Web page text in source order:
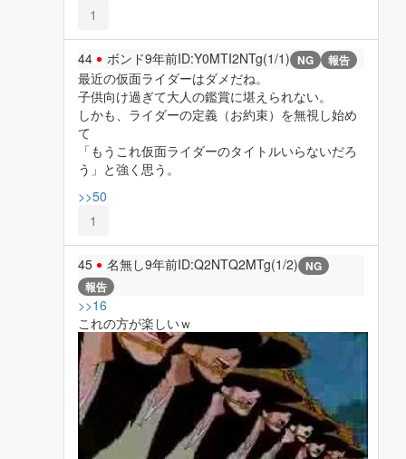
1
44 ボンド9年前ID:Y0MTI2NTg(1/1) NG 報告
最近の仮面ライダーはダメだね。
子供向け過ぎて大人の鑑賞に堪えられない。
しかも、ライダーの定義（お約束）を無視し始め
て
「もうこれ仮面ライダーのタイトルいらないだろ
う」と強く思う。
>>50
1
45 名無し9年前ID:Q2NTQ2MTg(1/2) NG
報告
>>16
これの方が楽しいｗ